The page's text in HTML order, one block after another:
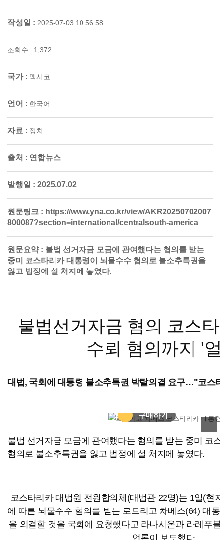
작성일 : 2025-07-03 10:56:58
조회수 : 1,372
국가 : 멕시코
언어 : 한국어
자료 : 정치
출처 : 연합뉴스
발행일 : 2025.07.02
원문링크 : https://www.yna.co.kr/view/AKR20250702007
800087?section=international/centralsouth-america
원문요약 : 불법 선거자금 모금에 관여했다는 혐의를 받는
중미 코스타리카 대통령이 뇌물수수 혐의로 불소추특권을
잃고 법정에 설 처지에 놓였다.
불법선거자금 혐의 코스
수뢰 혐의까지 '
대법, 국회에 대통령 불소추특권 박탈의결 요구…"코스
구매하기
불법 선거자금 모금에 관여했다는 혐의를 받는 중미 코
혐의로 불소추특권을 잃고 법정에 설 처지에 놓였다.
코스타리카 대법원 전원합의체(대법관 22명)는 1일(현
에 따른 뇌물수수 혐의를 받는 로드리고 차베스(64) 대
을 의결할 것을 국회에 요청했다고 라나시온과 라레푸
언론이 보도했다.